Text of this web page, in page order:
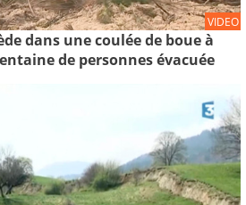
VIDEO
dans une coulée de boue à
de personnes évacuée